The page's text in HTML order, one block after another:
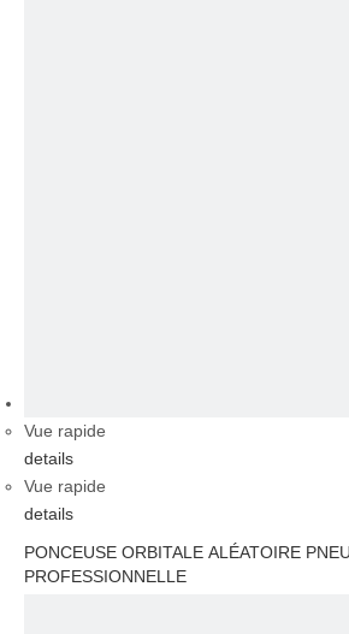
Vue rapide
details
Vue rapide
details
PONCEUSE ORBITALE ALÉATOIRE
PROFESSIONNELLE